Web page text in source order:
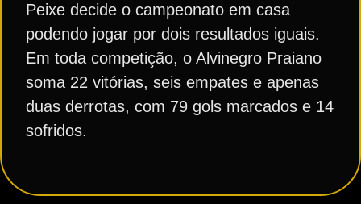
Peixe decide o campeonato em casa
podendo jogar por dois resultados iguais.
Em toda competição, o Alvinegro Praiano
soma 22 vitórias, seis empates e apenas
duas derrotas, com 79 gols marcados e 14
sofridos.